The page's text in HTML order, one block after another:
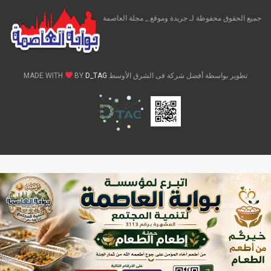
جميع الحقوق محفوظة لـ جريدة وموقع _ مجلة العاصمة
تطوير بواسطة أفضل شركة فى الشرق الأوسط MADE WITH BY D_TAG